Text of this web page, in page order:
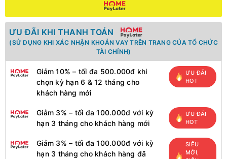
ƯU ĐÃI KHI THANH TOÁN
(SỬ DỤNG KHI XÁC NHẬN KHOẢN VAY TRÊN TRANG CỦA TỔ CHỨC
TÀI CHÍNH)
Giảm 10% – tối đa 500.000đ khi
chọn kỳ hạn 6 & 12 tháng cho
khách hàng mới
ƯU ĐÃI
HOT
Giảm 3% – tối đa 100.000đ với kỳ
hạn 3 tháng cho khách hàng mới
ƯU ĐÃI
HOT
Giảm 3% – tối đa 100.000đ với kỳ
hạn 3 tháng cho khách hàng đã
SIÊU
MỚI,